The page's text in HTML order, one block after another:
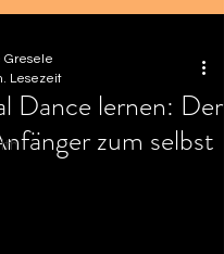
Dance lernen: Der
zum selbst
Gresele
Lesezeit